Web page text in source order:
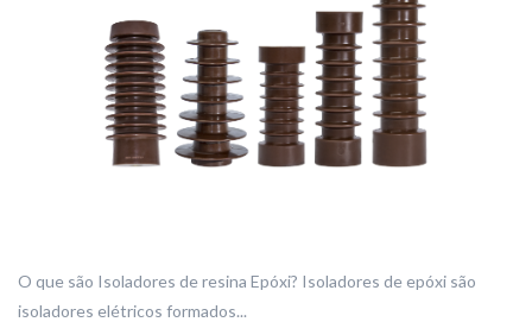
O que são Isoladores de resina Epóxi? Isoladores de epóxi são
isoladores elétricos formados...